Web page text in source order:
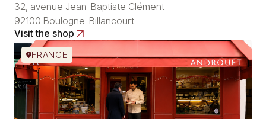
32, avenue Jean-Baptiste Clément
92100 Boulogne-Billancourt
Visit the shop
FRANCE